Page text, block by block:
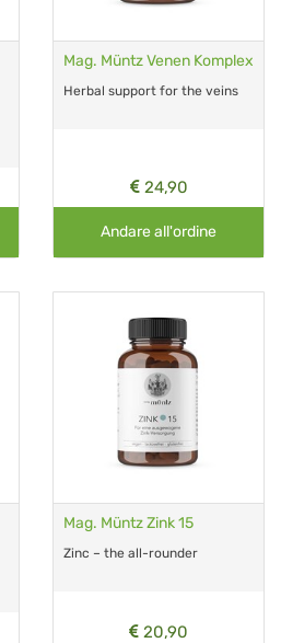
Mag. Müntz Venen Komplex
Herbal support for the veins
24,90
Andare all'ordine
Mag. Müntz Zink 15
Zinc – the all-rounder
20,90